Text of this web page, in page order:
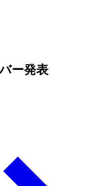
ー発表